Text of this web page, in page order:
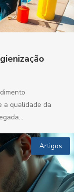
a qualidade da
Artigos